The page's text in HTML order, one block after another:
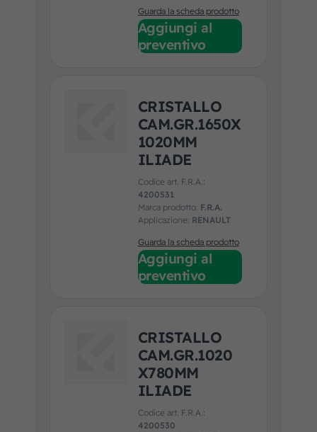
Guarda la scheda prodotto
Aggiungi al
preventivo
CRISTALLO
CAM.GR.1650X
1020MM
ILIADE
Codice art. F.R.A.:
4200531
Marca prodotto: F.R.A.
Applicazione: RENAULT
Guarda la scheda prodotto
Aggiungi al
preventivo
CRISTALLO
CAM.GR.1020
X780MM
ILIADE
Codice art. F.R.A.:
4200530